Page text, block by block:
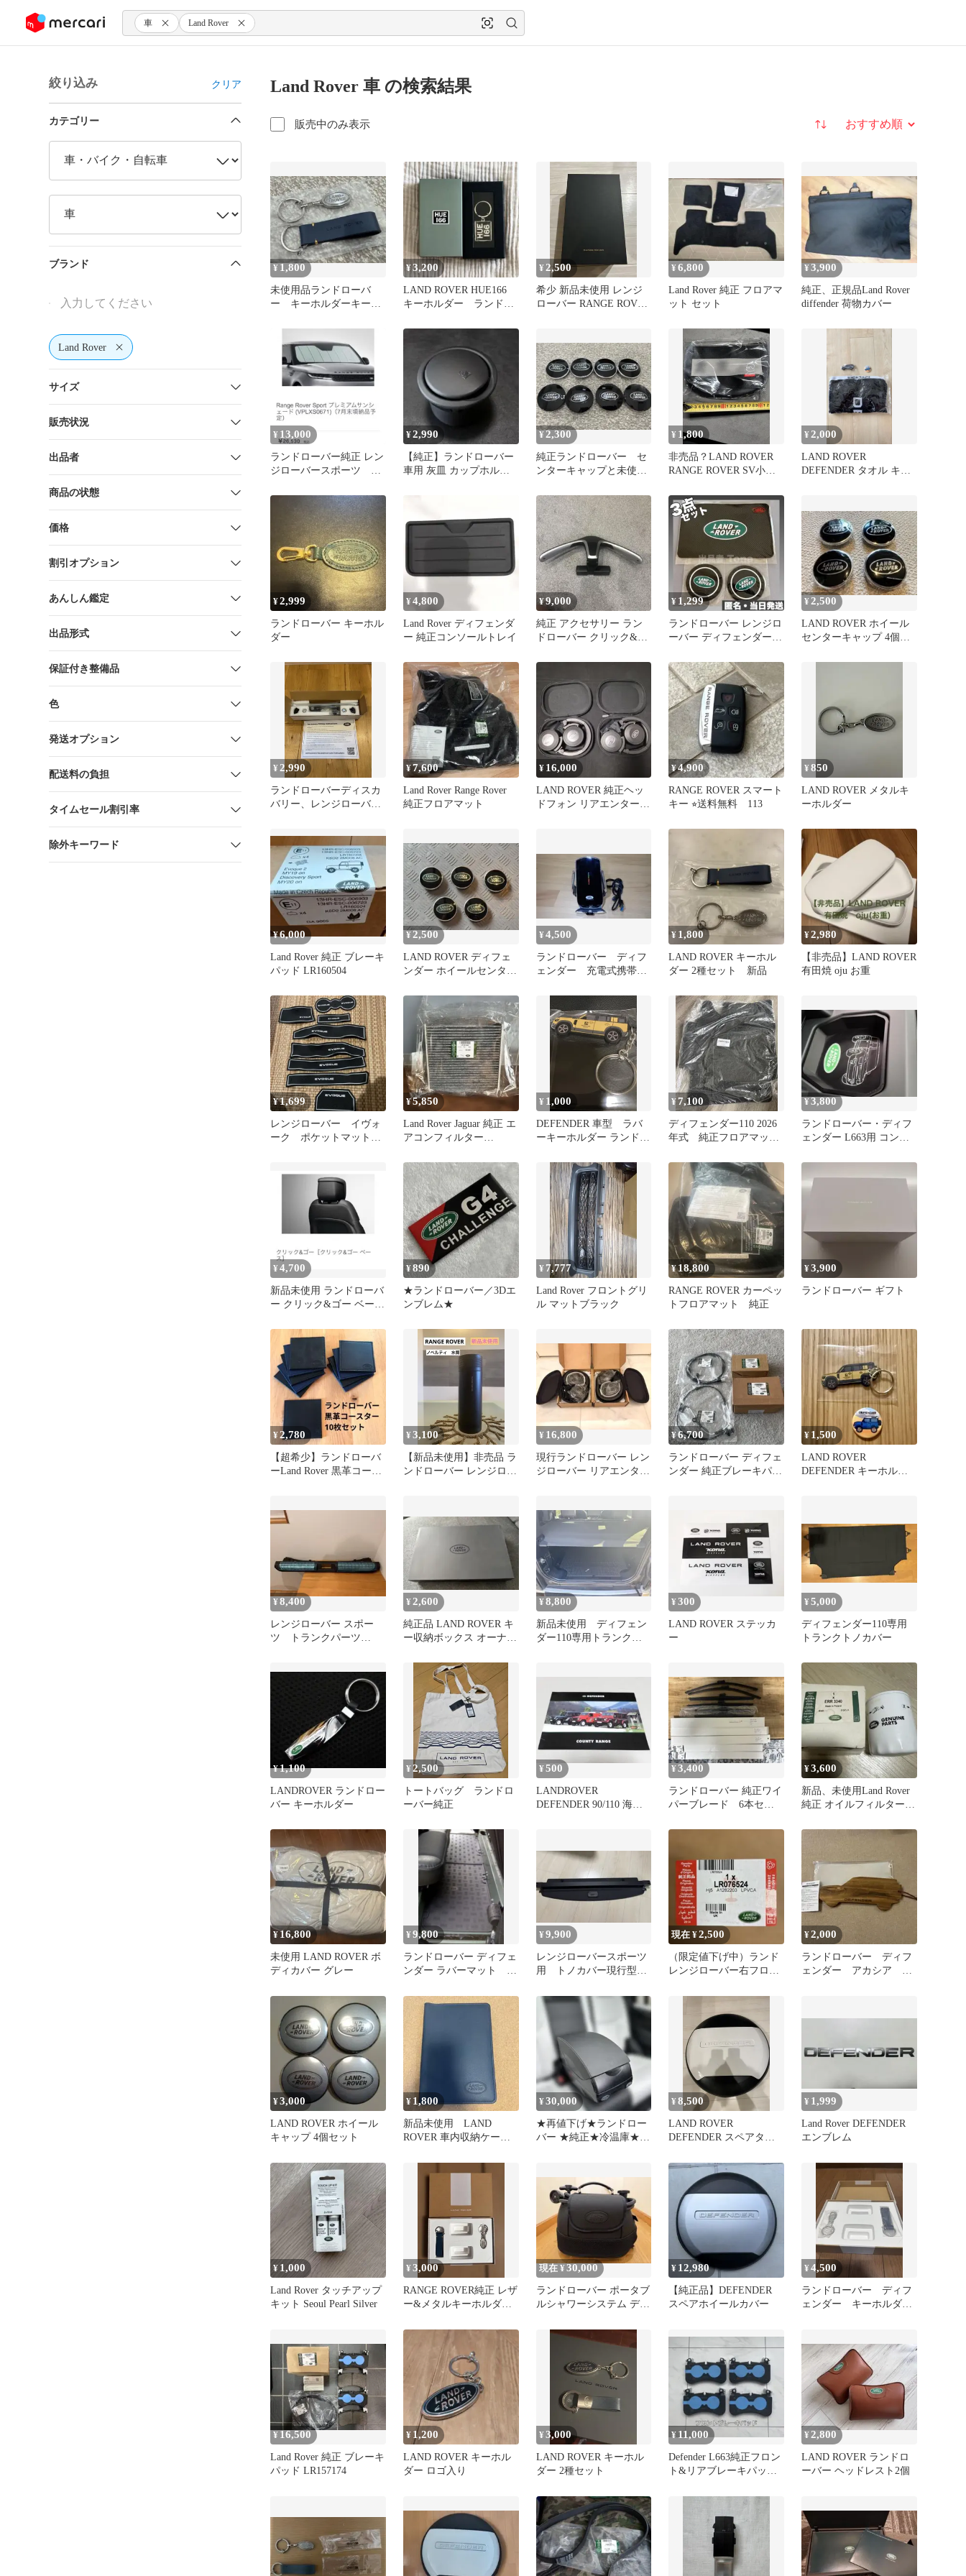
ツにスキップ 車 Land Rover
絞り込み クリア
カテゴリー
ブランド
Land Rover
サイズ
販売状況
出品者
商品の状態
価格
割引オプション
あんしん鑑定
出品形式
保証付き整備品
色
発送オプション
配送料の負担
タイムセール割引率
除外キーワード
Land Rover 車 の検索結果
販売中のみ表示 並び替え
¥ 1,800
未使用品ランドローバ
ー キーホルダーキーリ
フェンダー
¥3,200
LAND ROVER HUE166
キーホルダー ランドロ
¥ 2,500
希少 新品未使用 レンジ
ローバー RANGE ROVER
¥6,800
Land Rover 純正 フロアマ
ット セット
¥3,900
純正、正規品Land Rover
diffender 荷物カバー
¥ 13,000
ランドローバー純正 レン
ジローバースポーツ プ
ース付
¥2,990
【純正】ランドローバー
車用 灰皿 カップホルダ
¥ 2,300
純正ランドローバー セ
ンターキャップと未使用
リ
¥ 1,800
非売品？LAND ROVER
RANGE ROVER SV小物
¥ 2,000
LAND ROVER
DEFENDER タオル キー
¥2,999
ランドローバー キーホル
ダー
¥4,800
Land Rover ディフェンダ
ー 純正コンソールトレイ
¥9,000
純正 アクセサリー ラン
ドローバー クリック&ゴ
ガー
¥ 1,299
ランドローバー レンジロ
ーバー ディフェンダー
ク 内装
¥ 2,500
LAND ROVER ホイール
センターキャップ 4個セ
¥ 2,990
ランドローバーディスカ
バリー、レンジローバー
¥7,600
Land Rover Range Rover
純正フロアマット
¥ 16,000
LAND ROVER 純正ヘッ
ドフォン リアエンターテ
¥4,900
RANGE ROVER スマート
キー ⭐︎送料無料 113
¥850
LAND ROVER メタルキ
ーホルダー
¥6,000
Land Rover 純正 ブレーキ
パッド LR160504
¥ 2,500
LAND ROVER ディフェ
ンダー ホイールセンター
¥4,500
ランドローバー ディフ
ェンダー 充電式携帯ホ
¥ 1,800
LAND ROVER キーホル
ダー 2種セット 新品
¥2,980
【非売品】LAND ROVER
有田焼 oju お重
¥1,699
レンジローバー イヴォ
ーク ポケットマット
¥5,850
Land Rover Jaguar 純正 エ
アコンフィルター
¥ 1,000
DEFENDER 車型 ラバ
ーキーホルダー ランドロ
¥7,100
ディフェンダー110 2026
年式 純正フロアマット
¥3,800
ランドローバー・ディフ
ェンダー L663用 コンソ
¥4,700
新品未使用 ランドローバ
ー クリック&ゴー ベース
¥890
★ランドローバー／3Dエ
ンブレム★
¥ 7,777
Land Rover フロントグリ
ル マットブラック
¥18,800
RANGE ROVER カーペッ
トフロアマット 純正
¥3,900
ランドローバー ギフト
¥2,780
【超希少】ランドローバ
ーLand Rover 黒革コース
¥3,100
【新品未使用】非売品 ラ
ンドローバー レンジロー
¥ 16,800
現行ランドローバー レン
ジローバー リアエンター
¥6,700
ランドローバー ディフェ
ンダー 純正ブレーキパッ
¥ 1,500
LAND ROVER
DEFENDER キーホルダ
¥8,400
レンジローバー スポー
ツ トランクパーツ
¥ 2,600
純正品 LAND ROVER キ
ー収納ボックス オーナー
¥8,800
新品未使用 ディフェン
ダー110専用トランクカ
¥300
LAND ROVER ステッカ
ー
¥5,000
ディフェンダー110専用
トランクトノカバー
¥1,100
LANDROVER ランドロー
バー キーホルダー
¥ 2,500
トートバッグ ランドロ
ーバー純正
¥500
LANDROVER
DEFENDER 90/110 海外
¥3,400
ランドローバー 純正ワイ
パーブレード 6本セッ
¥3,600
新品、未使用Land Rover
純正 オイルフィルター
¥16,800
未使用 LAND ROVER ボ
ディカバー グレー
¥9,800
ランドローバー ディフェ
ンダー ラバーマット 新
¥9,900
レンジローバースポーツ
用 トノカバー現行型
現在 ¥2,500
（限定値下げ中）ランド
レンジローバー右フロン
LR076524
¥2,000
ランドローバー ディフ
ェンダー アカシア カ
¥3,000
LAND ROVER ホイール
キャップ 4個セット
¥ 1,800
新品未使用 LAND
ROVER 車内収納ケース
¥30,000
★再値下げ★ランドロー
バー ★純正★冷温庫★デ
¥8,500
LAND ROVER
DEFENDER スペアタイ
¥ 1,999
Land Rover DEFENDER
エンブレム
¥ 1,000
Land Rover タッチアップ
キット Seoul Pearl Silver
¥3,000
RANGE ROVER純正 レザ
ー&メタルキーホルダー
現在 ¥30,000
ランドローバー ポータブ
ルシャワーシステム ディ
¥ 12,980
【純正品】DEFENDER
スペアホイールカバー
¥4,500
ランドローバー ディフ
ェンダー キーホルダー
¥ 16,500
Land Rover 純正 ブレーキ
パッド LR157174
¥ 1,200
LAND ROVER キーホル
ダー ロゴ入り
¥3,000
LAND ROVER キーホル
ダー 2種セット
¥11,000
Defender L663純正フロン
ト&リアブレーキパッド
¥2,800
LAND ROVER ランドロ
ーバー ヘッドレスト2個